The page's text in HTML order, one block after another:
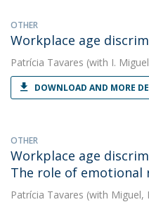
OTHER
Workplace age
Patrícia Tavares (with I.
DOWNLOAD AND MORE
OTHER
Workplace age
The role of
Patrícia Tavares (with Miguel,